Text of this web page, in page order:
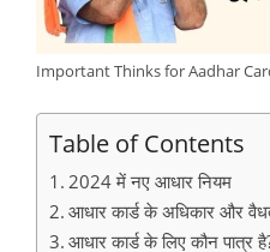
Important Thinks for Aadhar
Table of Contents
2024 में नए आधार नियम
आधार कार्ड के अधिकार और
आधार कार्ड के लिए कौन